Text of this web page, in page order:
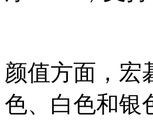
颜值方面，宏
色、白色和银